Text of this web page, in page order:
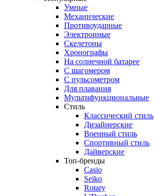
Умные
Механические
Противоударные
Электронные
Скелетоны
Хронографы
На солнечной батарее
С шагомером
С пульсометром
Для плавания
Мультифункциональные
Стиль
Классический стиль
Дизайнерские
Военный стиль
Спортивный стиль
Дайверские
Топ-бренды
Casio
Seiko
Rotary